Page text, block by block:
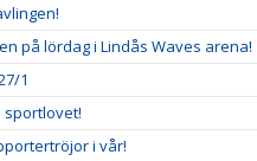
på lördag i Lindås Waves arena!
1
sportlovet!
i vår!